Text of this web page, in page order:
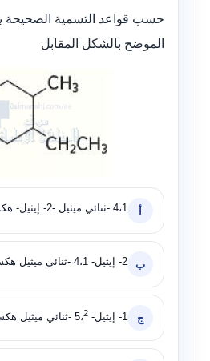
حسب قواعد التسمية
الموضح بالشكل المقابل
4،1 -ثنائي ميثيل -2- إيثيل- هكسان حلقي
ب 2- إيثيل- 4،1 -ثنائي ميثيل هكسان حلقي
ج 1- إيثيل- 5، 2 -ثنائي ميثيل